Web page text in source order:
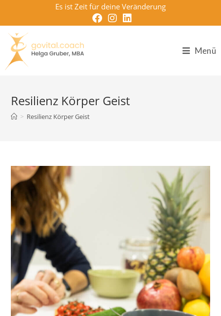
springen
Es ist Zeit für deine Veränderung
Menü
Resilienz Körper Geist
> Resilienz Körper Geist